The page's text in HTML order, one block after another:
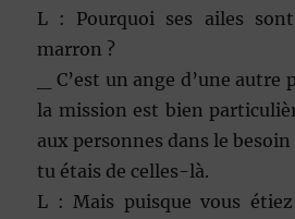
L : Pourquoi ses ailes
marron ?
_ C’est un ange d’une
la mission est bien
aux personnes dans le
tu étais de celles-là.
L : Mais puisque vous